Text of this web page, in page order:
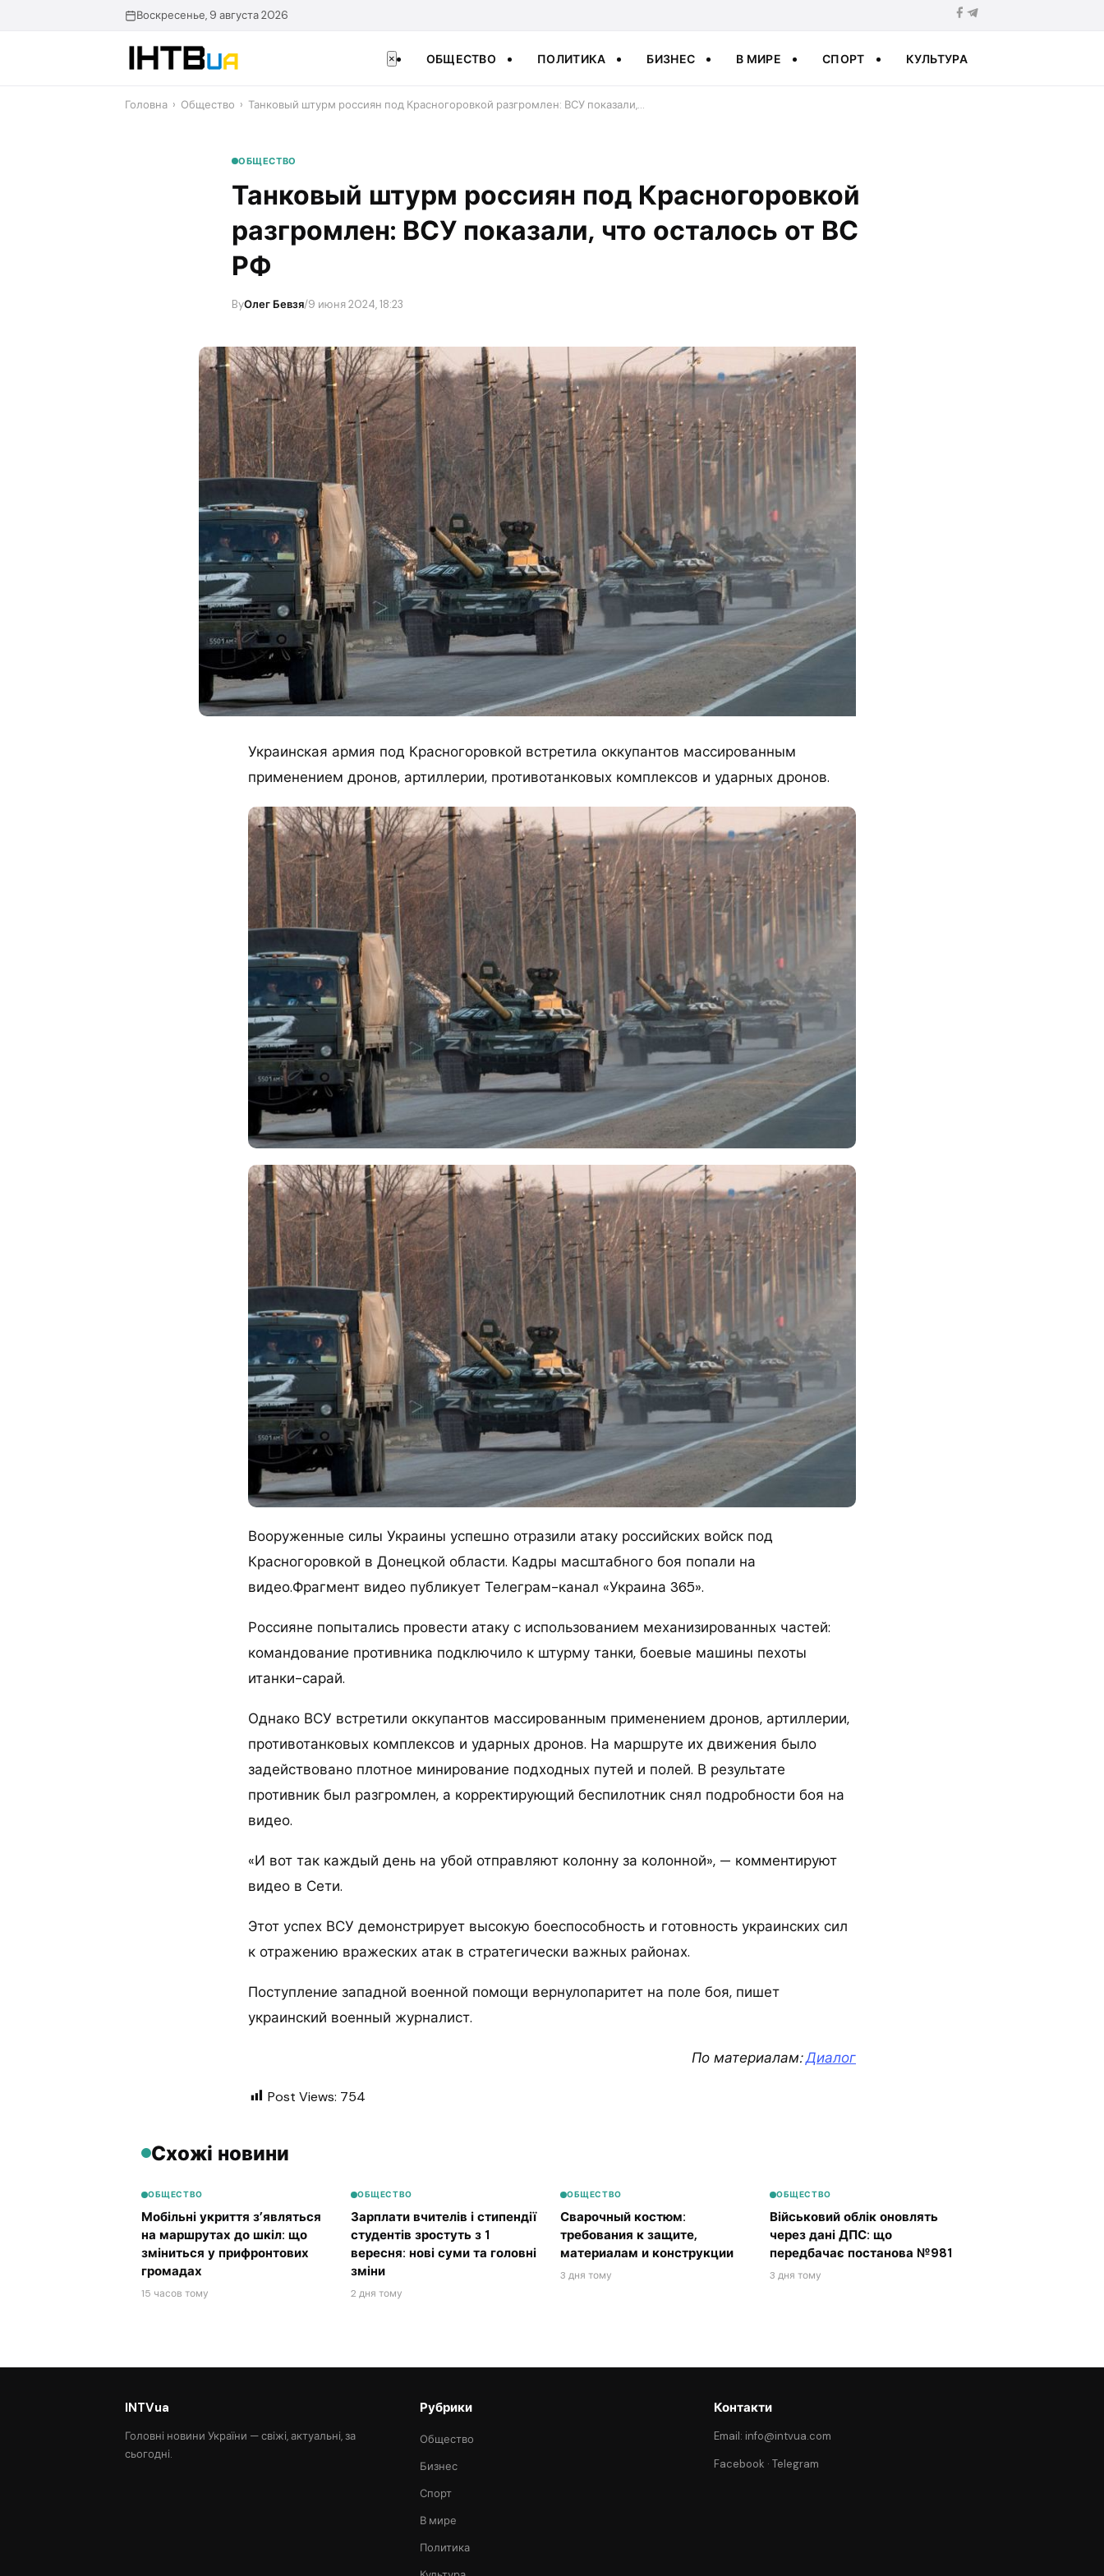
Воскресенье, 9 августа 2026
× ОБЩЕСТВО ПОЛИТИКА БИЗНЕС В МИРЕ СПОРТ КУЛЬТУРА
Головна › Общество › Танковый штурм россиян под Красногоровкой разгромлен: ВСУ показали,…
ОБЩЕСТВО
Танковый штурм россиян под Красногоровкой
разгромлен: ВСУ показали, что осталось от ВС
РФ
ByОлег Бевзя/9 июня 2024, 18:23
Украинская армия под Красногоровкой встретила оккупантов массированным
применением дронов, артиллерии, противотанковых комплексов и ударных дронов.
Вооруженные силы Украины успешно отразили атаку российских войск под
Красногоровкой в Донецкой области. Кадры масштабного боя попали на
видео.Фрагмент видео публикует Телеграм-канал «Украина 365».
Россияне попытались провести атаку с использованием механизированных частей:
командование противника подключило к штурму танки, боевые машины пехоты
итанки-сарай.
Однако ВСУ встретили оккупантов массированным применением дронов, артиллерии,
противотанковых комплексов и ударных дронов. На маршруте их движения было
задействовано плотное минирование подходных путей и полей. В результате
противник был разгромлен, а корректирующий беспилотник снял подробности боя на
видео.
«И вот так каждый день на убой отправляют колонну за колонной», — комментируют
видео в Сети.
Этот успех ВСУ демонстрирует высокую боеспособность и готовность украинских сил
к отражению вражеских атак в стратегически важных районах.
Поступление западной военной помощи вернулопаритет на поле боя, пишет
украинский военный журналист.
По материалам:Диалог
Post Views: 754
Схожі новини
ОБЩЕСТВО
Мобільні укриття з’являться
на маршрутах до шкіл: що
зміниться у прифронтових
громадах
15 часов тому
ОБЩЕСТВО
Зарплати вчителів і стипендії
студентів зростуть з 1
вересня: нові суми та головні
зміни
2 дня тому
ОБЩЕСТВО
Сварочный костюм:
требования к защите,
материалам и конструкции
3 дня тому
ОБЩЕСТВО
Військовий облік оновлять
через дані ДПС: що
передбачає постанова №981
3 дня тому
INTVua
Головні новини України — свіжі, актуальні, за
сьогодні.
Рубрики
Общество
Бизнес
Спорт
В мире
Политика
Контакти
Email: info@intvua.com
Facebook ·Telegram